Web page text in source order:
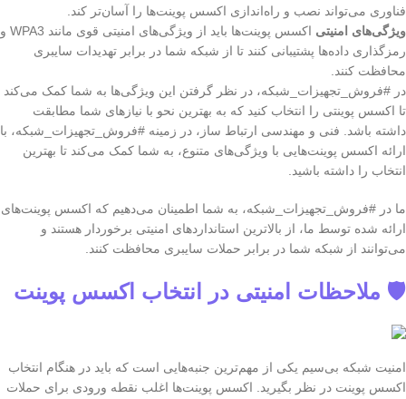
فناوری می‌تواند نصب و راه‌اندازی اکسس پوینت‌ها را آسان‌تر کند.
ویژگی‌های امنیتی
اکسس پوینت‌ها باید از ویژگی‌های امنیتی قوی مانند WPA3 و
رمزگذاری داده‌ها پشتیبانی کنند تا از شبکه شما در برابر تهدیدات سایبری
محافظت کنند.
در #فروش_تجهیزات_شبکه، در نظر گرفتن این ویژگی‌ها به شما کمک می‌کند
تا اکسس پوینتی را انتخاب کنید که به بهترین نحو با نیازهای شما مطابقت
داشته باشد. فنی و مهندسی ارتباط ساز، در زمینه #فروش_تجهیزات_شبکه، با
ارائه اکسس پوینت‌هایی با ویژگی‌های متنوع، به شما کمک می‌کند تا بهترین
انتخاب را داشته باشید.
ما در #فروش_تجهیزات_شبکه، به شما اطمینان می‌دهیم که اکسس پوینت‌های
ارائه شده توسط ما، از بالاترین استانداردهای امنیتی برخوردار هستند و
می‌توانند از شبکه شما در برابر حملات سایبری محافظت کنند.
🛡️ ملاحظات امنیتی در انتخاب اکسس پوینت
امنیت شبکه بی‌سیم یکی از مهم‌ترین جنبه‌هایی است که باید در هنگام انتخاب
اکسس پوینت در نظر بگیرید. اکسس پوینت‌ها اغلب نقطه ورودی برای حملات